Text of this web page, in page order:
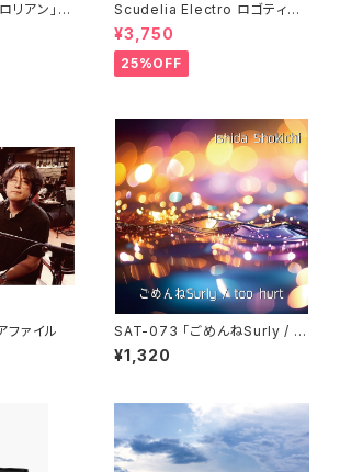
リアン」石
Scudelia Electro ロゴティー
シャツ・半袖
¥3,750
25%OFF
ファイル
SAT-073 「ごめんねSurly / to
o hurt」石田ショーキチ
¥1,320